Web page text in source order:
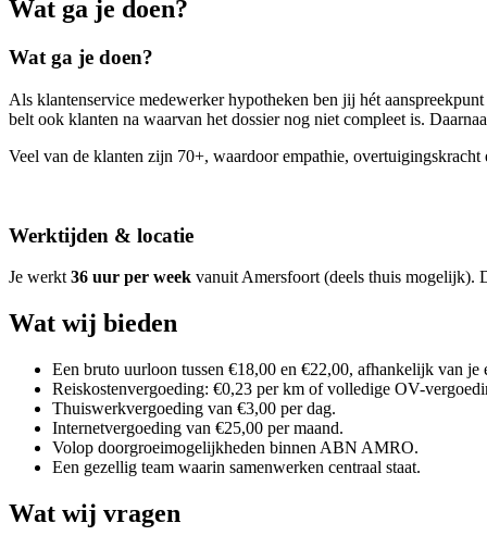
Wat ga je doen?
Wat ga je doen?
Als klantenservice medewerker hypotheken ben jij hét
belt ook klanten na waarvan het dossier nog niet compleet is.
Veel van de klanten zijn 70+, waardoor empathie,
Werktijden & locatie
Je werkt 36 uur per week vanuit Amersfoort (deels thuis
Wat wij bieden
Een bruto uurloon tussen €18,00 en €22,00, afhankelijk van je
Reiskostenvergoeding: €0,23 per km of volledige OV-
Thuiswerkvergoeding van €3,00 per dag.
Internetvergoeding van €25,00 per maand.
Volop doorgroeimogelijkheden binnen ABN AMRO.
Een gezellig team waarin samenwerken centraal staat.
Wat wij vragen